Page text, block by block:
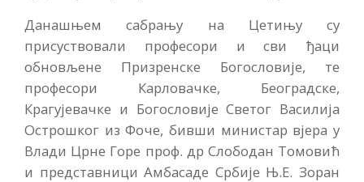
Данашњем сабрању на Цетињу су
присуствовали професори и сви ђаци
обновљене Призренске Богословије, те
професори Карловачке, Београдске,
Крагујевачке и Богословије Светог Василија
Острошког из Фоче, бивши министар вјера у
Влади Црне Горе проф. др Слободан Томовић
и представници Амбасадe Србије Њ.Е. Зоран